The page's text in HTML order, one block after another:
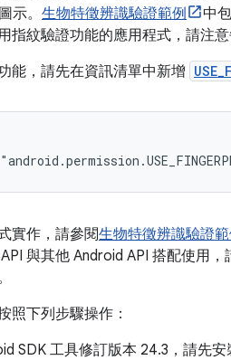
示。 生物特徵辨識驗證範例 中
指紋驗證功能的應用程式，請注
能，請先在資訊清單中新增
實作，請參閱生物特徵辨識驗證範
與其他 Android API 搭配使用，
照下列步驟操作：
SDK 工具修訂版本 24.3，請先安